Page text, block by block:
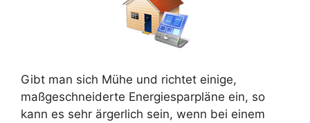
Gibt man sich Mühe und richtet einige,
maßgeschneiderte Energiesparpläne ein, so
kann es sehr ärgerlich sein, wenn bei einem